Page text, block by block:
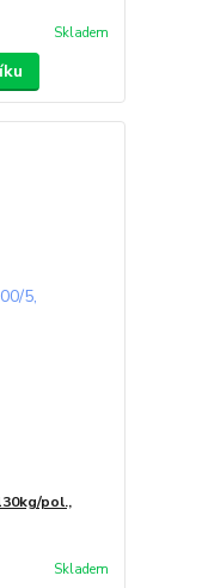
Skladem
pol.,
Skladem